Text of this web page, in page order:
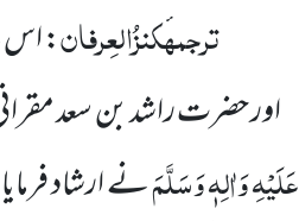
ترجمہکنزُالعِرفان: اس
اور حضرت راشد بن سعد
عَلَیْہِ وَاٰلِہٖ وَسَلَّمَنے ارشاد